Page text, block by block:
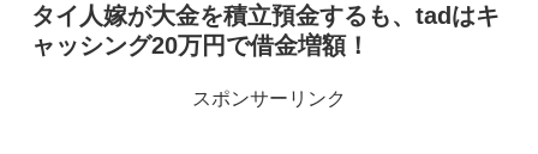
タイ人嫁が大金を積立預金するも、tadはキ
ャッシング20万円で借金増額！
スポンサーリンク